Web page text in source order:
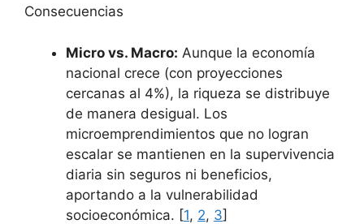
Consecuencias
Micro vs. Macro: Aunque la economía
nacional crece (con proyecciones
cercanas al 4%), la riqueza se distribuye
de manera desigual. Los
microemprendimientos que no logran
escalar se mantienen en la supervivencia
diaria sin seguros ni beneficios,
aportando a la vulnerabilidad
socioeconómica. [1, 2, 3]